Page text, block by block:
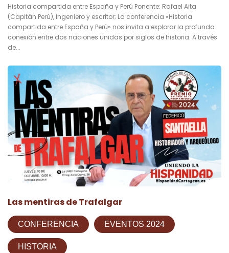
Historia compartida entre España y Perú Ponente: Rafael Aita
(Capitán Perú), ingeniero y escritor; La conferencia «Historia
compartida entre España y Perú» nos invita a explorar la profunda
conexión entre dos naciones unidas por siglos de historia. A través
de...
Las mentiras de Trafalgar
CONFERENCIA EVENTOS 2024
HISTORIA